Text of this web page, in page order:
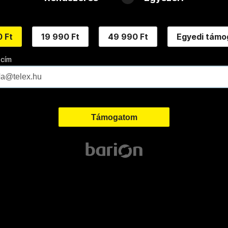
Ft 19 990 Ft 49 990 Ft Egyedi